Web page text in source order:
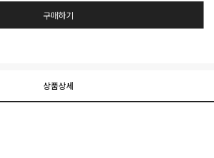
구매하기
상품상세